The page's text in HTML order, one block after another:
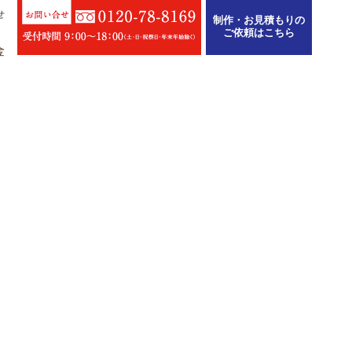
制作・お見積もりの
ご依頼はこちら